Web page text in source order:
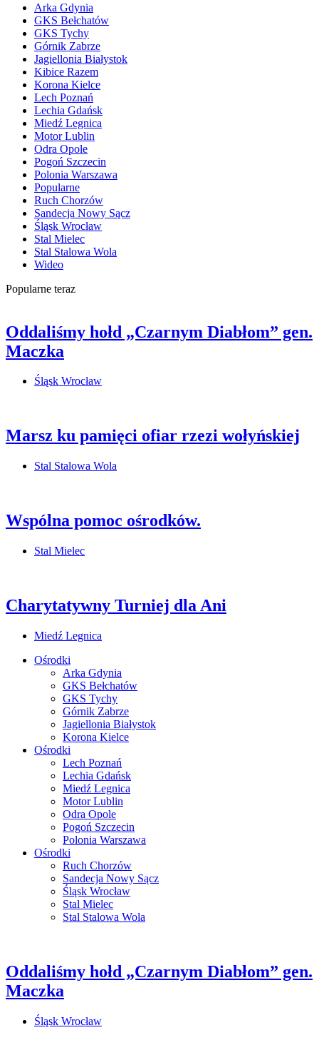
Arka Gdynia
GKS Bełchatów
GKS Tychy
Górnik Zabrze
Jagiellonia Białystok
Kibice Razem
Korona Kielce
Lech Poznań
Lechia Gdańsk
Miedź Legnica
Motor Lublin
Odra Opole
Pogoń Szczecin
Polonia Warszawa
Popularne
Ruch Chorzów
Sandecja Nowy Sącz
Śląsk Wrocław
Stal Mielec
Stal Stalowa Wola
Wideo
Popularne teraz
Oddaliśmy hołd „Czarnym Diabłom” gen.
Maczka
Śląsk Wrocław
Marsz ku pamięci ofiar rzezi wołyńskiej
Stal Stalowa Wola
Wspólna pomoc ośrodków.
Stal Mielec
Charytatywny Turniej dla Ani
Miedź Legnica
Ośrodki
Arka Gdynia
GKS Bełchatów
GKS Tychy
Górnik Zabrze
Jagiellonia Białystok
Korona Kielce
Ośrodki
Lech Poznań
Lechia Gdańsk
Miedź Legnica
Motor Lublin
Odra Opole
Pogoń Szczecin
Polonia Warszawa
Ośrodki
Ruch Chorzów
Sandecja Nowy Sącz
Śląsk Wrocław
Stal Mielec
Stal Stalowa Wola
Oddaliśmy hołd „Czarnym Diabłom” gen.
Maczka
Śląsk Wrocław